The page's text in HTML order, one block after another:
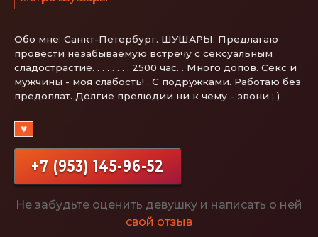
Обо мне: Санкт-Петербург. ШУШАРЫ. Предлагаю
провести незабываемую встречу с сeксуальным
сладострастие. . . . . . . . 2500 час. . Много допов. Секс и
мужчины - моя слабость! . С подружками. Работаю без
предоплат. Долгие прелюдии ни к чему - звони ; )
♥
+7 (953) 145-96-52
Не забудьте оценить девушку и написать о ней
свой отзыв